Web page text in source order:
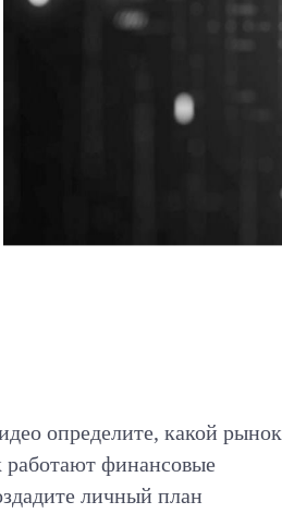
определите, какой рынок
работают финансовые
личный план